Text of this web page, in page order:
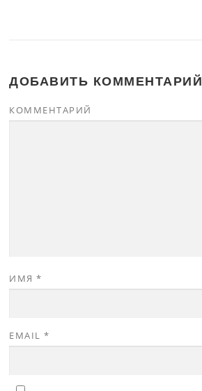
ДОБАВИТЬ КОММЕНТАРИЙ
КОММЕНТАРИЙ
ИМЯ*
EMAIL*